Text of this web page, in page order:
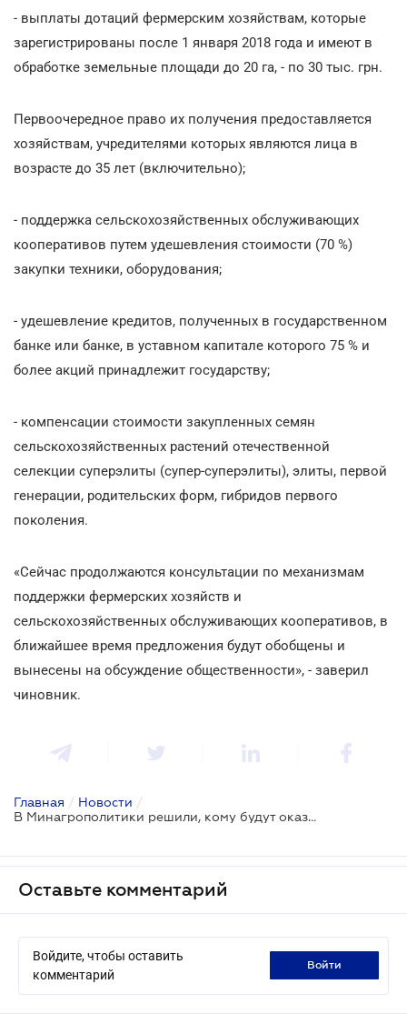
- выплаты дотаций фермерским хозяйствам, которые
зарегистрированы после 1 января 2018 года и имеют в
обработке земельные площади до 20 га, - по 30 тыс. грн.
Первоочередное право их получения предоставляется
хозяйствам, учредителями которых являются лица в
возрасте до 35 лет (включительно);
- поддержка сельскохозяйственных обслуживающих
кооперативов путем удешевления стоимости (70 %)
закупки техники, оборудования;
- удешевление кредитов, полученных в государственном
банке или банке, в уставном капитале которого 75 % и
более акций принадлежит государству;
- компенсации стоимости закупленных семян
сельскохозяйственных растений отечественной
селекции суперэлиты (супер-суперэлиты), элиты, первой
генерации, родительских форм, гибридов первого
поколения.
«Сейчас продолжаются консультации по механизмам
поддержки фермерских хозяйств и
сельскохозяйственных обслуживающих кооперативов, в
ближайшее время предложения будут обобщены и
вынесены на обсуждение общественности», - заверил
чиновник.
Главная / Новости /
В Минагрополитики решили, кому будут оказывать поддержку в 2018 году
Оставьте комментарий
Войдите, чтобы оставить
комментарий
войти